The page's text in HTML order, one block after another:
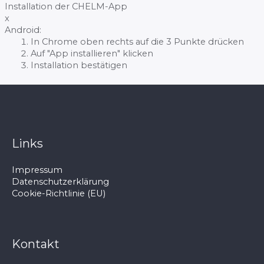
Installation der CHELM-App
x
Android:
In Chrome oben rechts auf die 3 Punkte drücken
Auf "App installieren" klicken
Installation bestätigen
Links
Impressum
Datenschutzerklärung
Cookie-Richtlinie (EU)
Kontakt